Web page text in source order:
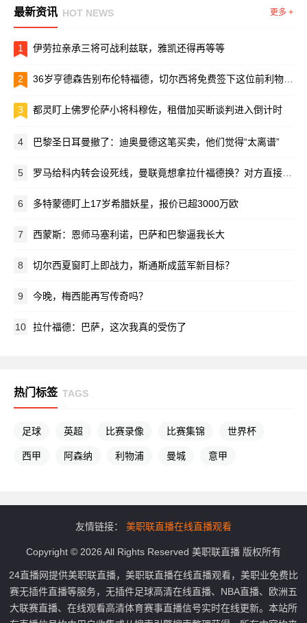
最新资讯 HOT NEWS 更多 +
1 伊劳拉亲承三将可战利兹联，雅凯还得再等等
2 36岁亨德森告别布伦特福德，切尔西将免费签下这位前利物浦队长
3 都灵盯上佛罗伦萨小将科穆佐，租借加买断谈判进入倒计时
4 巴黎圣日耳曼撤了：迪奥曼德这笔买卖，他们觉得“太离谱”
5 罗马给科内转会设死线，曼联竟想拿拉什福德换？对方直接摆手：养不起！
6 多特蒙德盯上17岁希腊妖星，报价已超3000万欧
7 西蒙斯：恩师马塞利诺，巴萨和巴黎逼我长大
8 切尔西夏窗盯上即战力，斯通斯成蓝军新目标？
9 今晚，梅西能再写传奇吗？
10 拉什福德：巴萨，这次我真的受伤了
热门标签 TAGS
足球 英超 比赛录像 比赛集锦 世界杯
西甲 阿森纳 利物浦 曼城 意甲
友情链接： 美职联直播在线直播观看
Copyright © 2026 All Rights Reserved 美职联直播 版权所有
24直播网提供美职联直播，美职联直播在线直播观看，美职业免费比
赛无插件直播等服务，无插件足球高清在线直播、NBA直播、欧洲五
大联赛直播、在线观看高清体育赛事直播信号实时在线更新。本站所